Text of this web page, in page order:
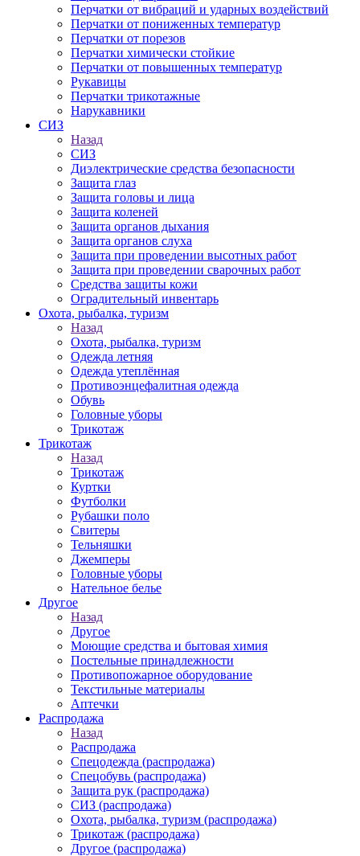
Перчатки от вибраций и ударных воздействий
Перчатки от пониженных температур
Перчатки от порезов
Перчатки химически стойкие
Перчатки от повышенных температур
Рукавицы
Перчатки трикотажные
Нарукавники
СИЗ
Назад
СИЗ
Диэлектрические средства безопасности
Защита глаз
Защита головы и лица
Защита коленей
Защита органов дыхания
Защита органов слуха
Защита при проведении высотных работ
Защита при проведении сварочных работ
Средства защиты кожи
Оградительный инвентарь
Охота, рыбалка, туризм
Назад
Охота, рыбалка, туризм
Одежда летняя
Одежда утеплённая
Противоэнцефалитная одежда
Обувь
Головные уборы
Трикотаж
Трикотаж
Назад
Трикотаж
Куртки
Футболки
Рубашки поло
Свитеры
Тельняшки
Джемперы
Головные уборы
Нательное белье
Другое
Назад
Другое
Моющие средства и бытовая химия
Постельные принадлежности
Противопожарное оборудование
Текстильные материалы
Аптечки
Распродажа
Назад
Распродажа
Спецодежда (распродажа)
Спецобувь (распродажа)
Защита рук (распродажа)
СИЗ (распродажа)
Охота, рыбалка, туризм (распродажа)
Трикотаж (распродажа)
Другое (распродажа)